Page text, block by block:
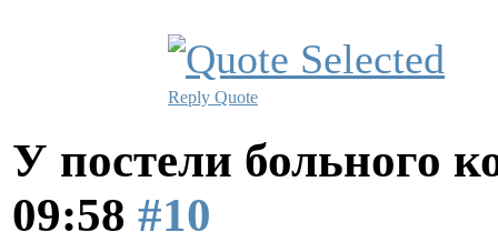
Reply Quote
У постели больного
09:58 #10